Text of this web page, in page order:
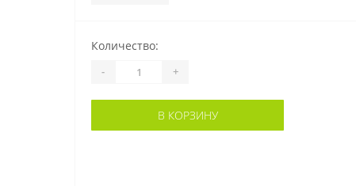
Количество:
- +
В КОРЗИНУ